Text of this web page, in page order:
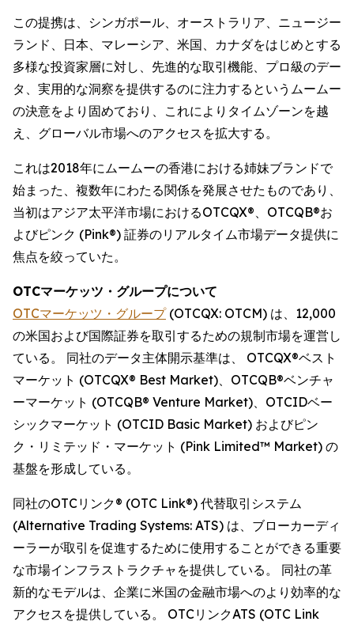
この提携は、シンガポール、オーストラリア、ニュージー
ランド、日本、マレーシア、米国、カナダをはじめとする
多様な投資家層に対し、先進的な取引機能、プロ級のデー
タ、実用的な洞察を提供するのに注力するというムームー
の決意をより固めており、これによりタイムゾーンを越
え、グローバル市場へのアクセスを拡大する。
これは2018年にムームーの香港における姉妹ブランドで
始まった、複数年にわたる関係を発展させたものであり、
当初はアジア太平洋市場におけるOTCQX®、OTCQB®お
よびピンク (Pink®) 証券のリアルタイム市場データ提供に
焦点を絞っていた。
OTCマーケッツ・グループについて
OTCマーケッツ・グループ(OTCQX: OTCM) は、12,000
の米国および国際証券を取引するための規制市場を運営し
ている。 同社のデータ主体開示基準は、 OTCQX®ベスト
マーケット (OTCQX® Best Market)、OTCQB®ベンチャ
ーマーケット (OTCQB® Venture Market)、OTCIDベー
シックマーケット (OTCID Basic Market) およびピン
ク・リミテッド・マーケット (Pink Limited™ Market) の
基盤を形成している。
同社のOTCリンク® (OTC Link®) 代替取引システム
(Alternative Trading Systems: ATS) は、ブローカーディ
ーラーが取引を促進するために使用することができる重要
な市場インフラストラクチャを提供している。 同社の革
新的なモデルは、企業に米国の金融市場へのより効率的な
アクセスを提供している。 OTCリンクATS (OTC Link